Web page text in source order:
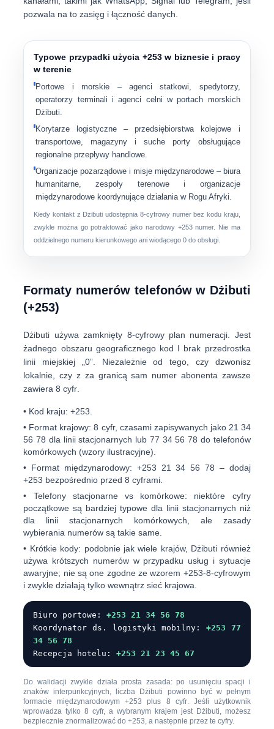
pozwala na to zasięg i łączność danych.
Typowe przypadki użycia +253 w biznesie i pracy
w terenie
Portowe i morskie – agenci statkowi, spedytorzy,
operatorzy terminali i agenci celni w portach morskich
Dżibuti.
Korytarze logistyczne – przedsiębiorstwa kolejowe i
transportowe, magazyny i suche porty obsługujące
regionalne przepływy handlowe.
Organizacje pozarządowe i misje międzynarodowe– biura
humanitarne, zespoły terenowe i organizacje
międzynarodowe koordynujące działania w Rogu Afryki.
Kiedy kontakt z Dżibuti udostępnia 8-cyfrowy numer bez kodu kraju,
zwykle można go potraktować jako narodowy +253numer. Nie ma
oddzielnego numeru kierunkowego ani wiodącego 0 do obsługi.
Formaty numerów telefonów w Dżibuti
(+253)
Dżibuti używazamknięty 8-cyfrowy plan numeracji . Jest
żadnego obszaru geograficznego kod I brak przedrostka
linii miejskiej „0”. Niezależnie od tego, czy dzwonisz
lokalnie, czy z za granicą sam numer abonenta zawsze
zawiera8 cyfr
• Kod kraju: +253
• Format krajowy: 8 cyfr, czasami zapisywanych jako 21 34
56 78 dla linii stacjonarnych lub 77 34 56 78 do telefonów
komórkowych (wzory ilustracyjne).
• Format międzynarodowy: +253 21 34 56 78 – dodaj
+253 bezpośrednio przed 8 cyframi.
• Telefony stacjonarne vs komórkowe: niektóre cyfry
początkowe są bardziej typowe dla linii stacjonarnych niż
dla linii stacjonarnych komórkowych, ale zasady
wybierania numerów są takie same.
• Krótkie kody: podobnie jak wiele krajów, Dżibuti również
używa krótszych numerów w przypadku usług i sytuacje
awaryjne; nie są one zgodne ze wzorem +253-8-cyfrowym
i zwykle działają tylko wewnątrz sieć krajowa.
Biuro portowe:+253 21 34 56 78
Koordynator ds. logistyki mobilny: +253 77
34 56 78
Recepcja hotelu:+253 21 23 45 67
Do walidacji zwykle działa prosta zasada: po usunięciu spacji i
znaków interpunkcyjnych, liczba Dżibuti powinno być w pełnym
formacie międzynarodowym+253 plus 8 cyfr. Jeśli użytkownik
wprowadza tylko 8 cyfr, a wybranym krajem jest Dżibuti, możesz
bezpiecznie znormalizować do +253, a następnie przez te cyfry.